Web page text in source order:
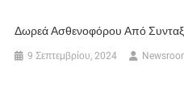
Δωρεά Ασθενοφόρου Από
9 Σεπτεμβρίου, 2024